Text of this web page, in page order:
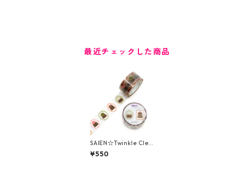
最近チェックした商品
SAIEN☆Twinkle Clea
r Tape☆HR-1028☆カ
ヌレブローチ☆クリア
¥550